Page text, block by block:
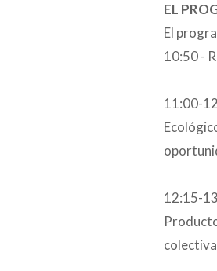
EL
El
10:50 -
11:00-
12:15-